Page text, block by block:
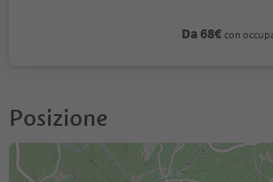
Da 68€ con
Posizione